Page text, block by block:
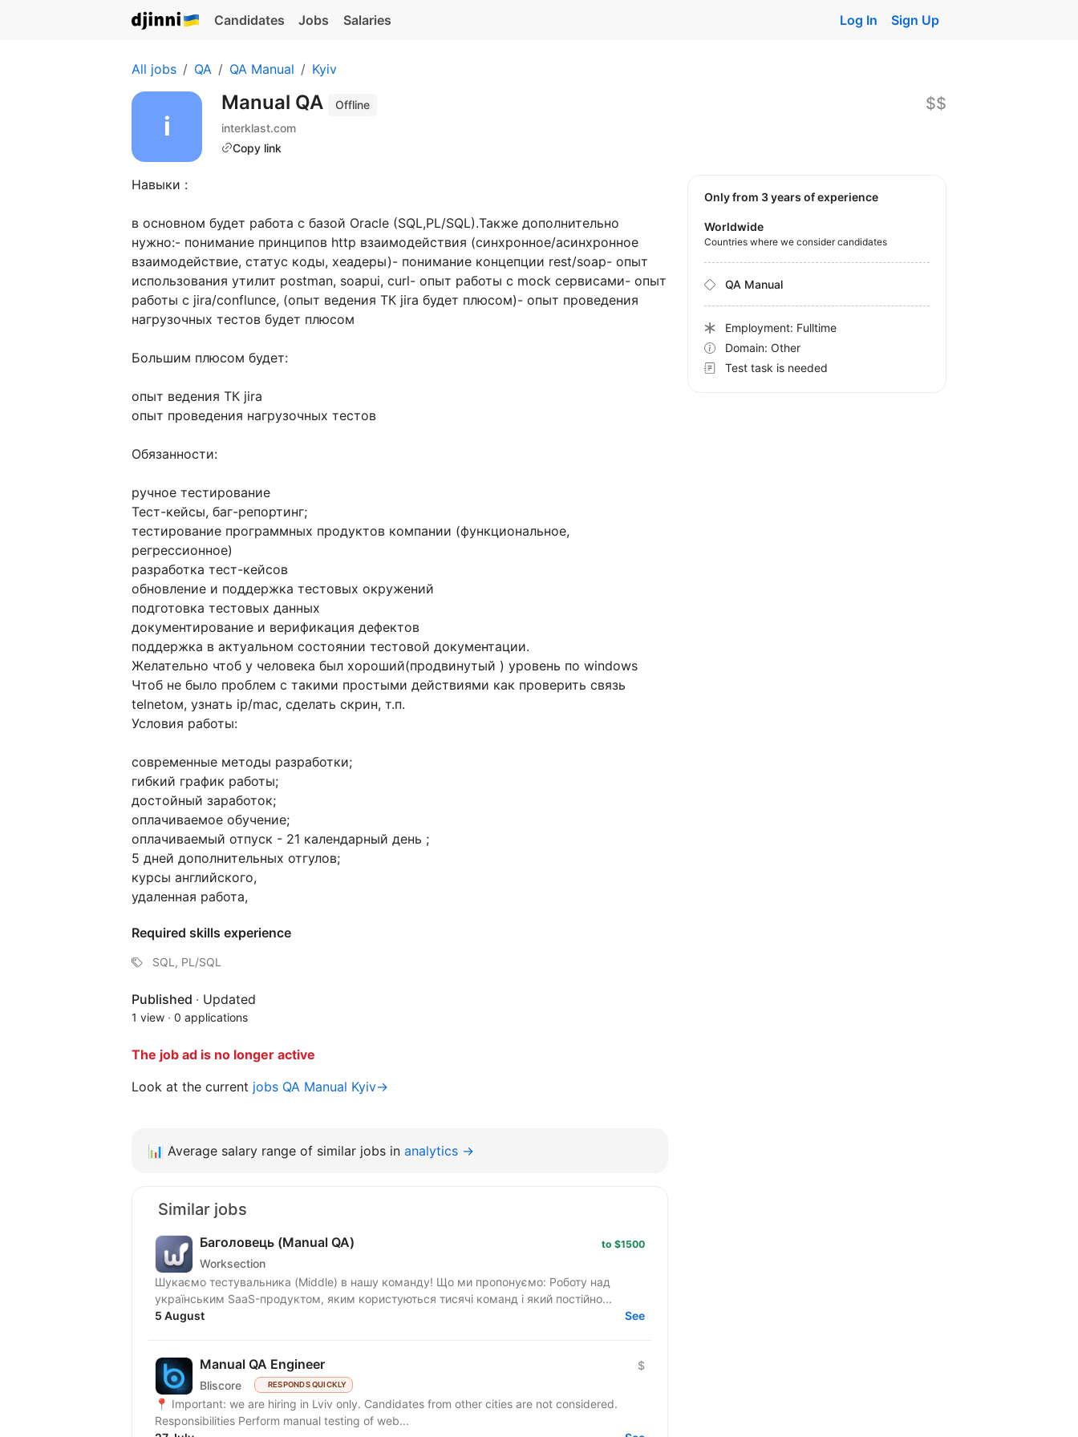
Candidates Jobs Salaries Log In Sign Up
All jobs QA QA Manual Kyiv
Manual QA
Offline
interklast.com
Copy link
$$
Навыки :
в основном будет работа с базой Oracle (SQL,PL/SQL).Также дополнительно
нужно:- понимание принципов http взаимодействия (синхронное/асинхронное
взаимодействие, статус коды, хеадеры)- понимание концепции rest/soap- опыт
использования утилит postman, soapui, curl- опыт работы с mock сервисами- опыт
работы с jira/conflunce, (опыт ведения ТК jira будет плюсом)- опыт проведения
нагрузочных тестов будет плюсом
Большим плюсом будет:
опыт ведения ТК jira
опыт проведения нагрузочных тестов
Обязанности:
ручное тестирование
Тест-кейсы, баг-репортинг;
тестирование программных продуктов компании (функциональное,
регрессионное)
разработка тест-кейсов
обновление и поддержка тестовых окружений
подготовка тестовых данных
документирование и верификация дефектов
поддержка в актуальном состоянии тестовой документации.
Желательно чтоб у человека был хороший(продвинутый ) уровень по windows
Чтоб не было проблем с такими простыми действиями как проверить связь
telnetом, узнать ip/mac, сделать скрин, т.п.
Условия работы:
современные методы разработки;
гибкий график работы;
достойный заработок;
оплачиваемое обучение;
оплачиваемый отпуск - 21 календарный день ;
5 дней дополнительных отгулов;
курсы английского,
удаленная работа,
Required skills experience
SQL, PL/SQL
Published · Updated
1 view · 0 applications
The job ad is no longer active
Look at the current jobs QA Manual Kyiv→
Only from 3 years of experience
Worldwide
Countries where we consider candidates
QA Manual
Employment: Fulltime
Domain: Other
Test task is needed
📊 Average salary range of similar jobs in analytics →
Similar jobs
Баголовець (Manual QA)
Worksection
to $1500
Шукаємо тестувальника (Middle) в нашу команду! Що ми пропонуємо: Роботу над
українським SaaS-продуктом, яким користуються тисячі команд і який постійно...
5 August
See
Manual QA Engineer
Bliscore RESPONDS QUICKLY
$
📍 Important: we are hiring in Lviv only. Candidates from other cities are not considered.
Responsibilities Perform manual testing of web...